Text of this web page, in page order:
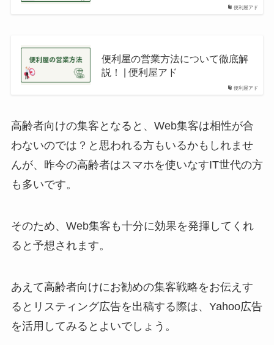
便利屋アド
便利屋アド
便利屋の営業方法について徹底解
説！ | 便利屋アド
高齢者向けの集客となると、Web集客は相性が合
わないのでは？と思われる方もいるかもしれませ
んが、昨今の高齢者はスマホを使いなすIT世代の方
も多いです。
そのため、Web集客も十分に効果を発揮してくれ
ると予想されます。
あえて高齢者向けにお勧めの集客戦略をお伝えす
るとリスティング広告を出稿する際は、Yahoo広告
を活用してみるとよいでしょう。